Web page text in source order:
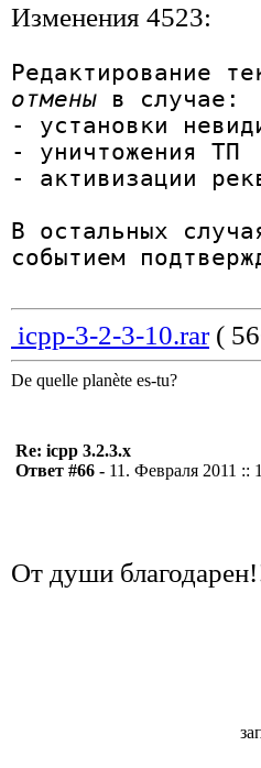
Изменения 4523:
Редактирование
отмены в случае:
- установки
- уничтожения ТП
- активизации
В остальных
событием
icpp-3-2-3-10.rar(
De quelle planète es-tu?
Re: icpp 3.2.3.x
Ответ #66 - 11. Февраля 2011 ::
От души